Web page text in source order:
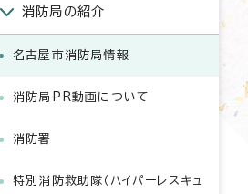
消防局の紹介
名古屋市消防局情報
消防局PR動画について
消防署
特別消防救助隊（ハイパーレスキュ